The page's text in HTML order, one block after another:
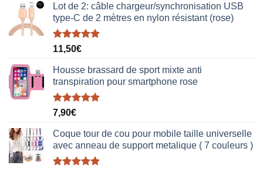
Lot de 2: câble chargeur/synchronisation USB
type-C de 2 mètres en nylon résistant (rose)
Note5.00
11,50€
Housse brassard de sport mixte anti
transpiration pour smartphone rose
Note5.00
7,90€
Coque tour de cou pour mobile taille universelle
avec anneau de support metalique ( 7 couleurs )